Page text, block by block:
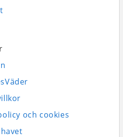
och cookies